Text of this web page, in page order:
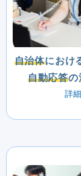
自治体におけ
自動応答の
詳